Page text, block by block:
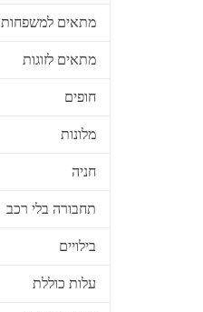
מתאים למשפחות
מתאים לזוגות
חופים
מלונות
חניה
תחבורה בלי רכב
בילויים
עלות כוללת